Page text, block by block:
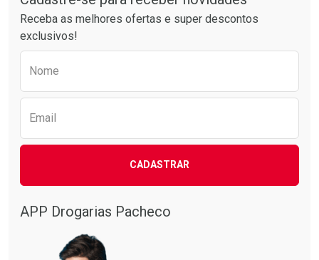
Receba as melhores ofertas e super descontos
exclusivos!
Nome
Email
CADASTRAR
APP Drogarias Pacheco